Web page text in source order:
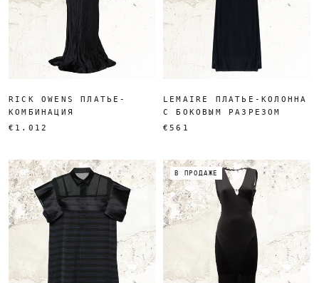
RICK OWENS ПЛАТЬЕ-
КОМБИНАЦИЯ
€1.012
LEMAIRE ПЛАТЬЕ-КОЛОННА
С БОКОВЫМ РАЗРЕЗОМ
€561
В ПРОДАЖЕ